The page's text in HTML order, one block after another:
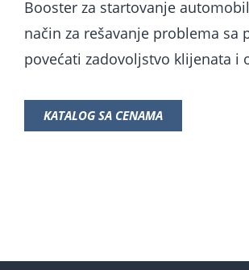
Booster za startovanje
način za rešavanje problema
povećati zadovoljstvo klijenata i
KATALOG SA CENAMA